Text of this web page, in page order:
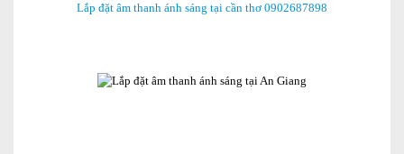
Lắp đặt âm thanh ánh sáng tại cần thơ 0902687898